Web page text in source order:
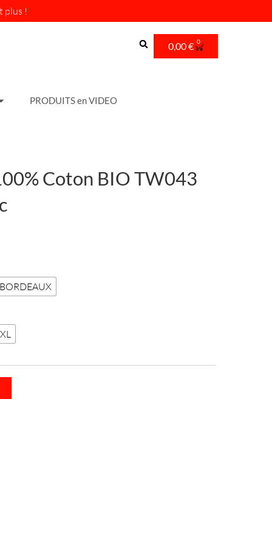
plus !
0,00€ 0
Cart
PRODUITS en VIDEO
Coton BIO TW043
BORDEAUX